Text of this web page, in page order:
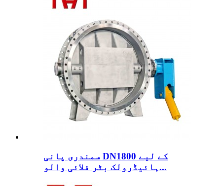
سمندری پانی DN1800 کے لیے
ہائیڈرولک بٹر فلائی والو...